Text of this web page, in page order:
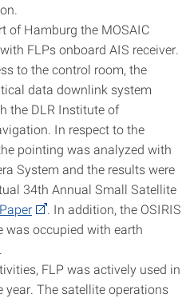
of Hamburg the MOSAIC
FLPs onboard AIS receiver.
to the control room, the
data downlink system
the DLR Institute of
In respect to the
pointing was analyzed with
System and the results were
34th Annual Small Satellite
. In addition, the OSIRIS
was occupied with earth
FLP was actively used in
The satellite operations